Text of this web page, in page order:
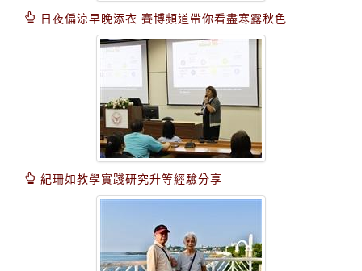
日夜偏涼早晚添衣 賽博頻道帶你看盡寒露秋色
紀珊如教學實踐研究升等經驗分享